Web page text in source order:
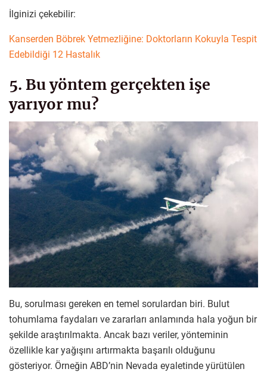
İlginizi çekebilir:
Kanserden Böbrek Yetmezliğine: Doktorların Kokuyla Tespit
Edebildiği 12 Hastalık
5. Bu yöntem gerçekten işe
yarıyor mu?
Bu, sorulması gereken en temel sorulardan biri. Bulut
tohumlama faydaları ve zararları anlamında hala yoğun bir
şekilde araştırılmakta. Ancak bazı veriler, yönteminin
özellikle kar yağışını artırmakta başarılı olduğunu
gösteriyor. Örneğin ABD’nin Nevada eyaletinde yürütülen